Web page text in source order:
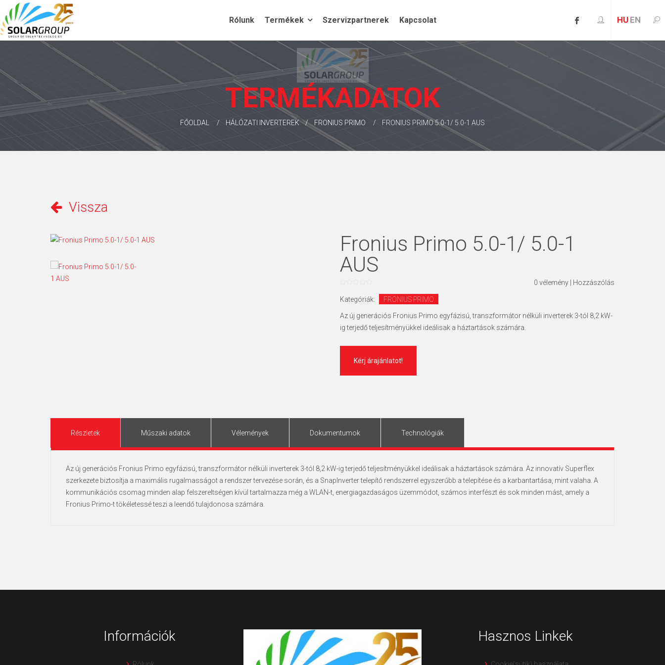
Rólunk Termékek Szervizpartnerek Kapcsolat HU EN
TERMÉKADATOK
FŐOLDAL HÁLÓZATI INVERTEREK FRONIUS PRIMO FRONIUS PRIMO 5.0-1/ 5.0-1 AUS
Vissza
Fronius Primo 5.0-1/ 5.0-1
AUS
az
5
0 vélemény | Hozzászólás
Kategóriák: FRONIUS PRIMO
Az új generációs Fronius Primo egyfázisú, transzformátor nélküli inverterek 3-tól 8,2 kW-
ig terjedő teljesítményükkel ideálisak a háztartások számára.
Kérj árajánlatot!
Részletek Műszaki adatok Vélemények Dokumentumok Technológiák
Az új generációs Fronius Primo egyfázisú, transzformátor nélküli inverterek 3-tól 8,2 kW-ig terjedő teljesítményükkel ideálisak a háztartások számára. Az innovatív Superflex
szerkezete biztosítja a maximális rugalmasságot a rendszer tervezése során, és a SnapInverter telepítő rendszerrel egyszerűbb a telepítése és a karbantartása, mint valaha. A
kommunikációs csomag minden alap felszereltségen kívül tartalmazza még a WLAN-t, energiagazdaságos üzemmódot, számos interfészt és sok minden mást, amely a
Fronius Primo-t tökéletessé teszi a leendő tulajdonosa számára.
Információk Hasznos Linkek